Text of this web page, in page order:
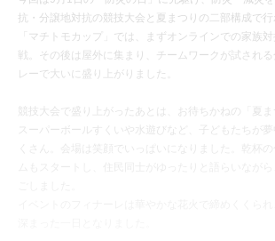
抗・分譲地対抗の競技大会と夏まつりの二部構成で行
「マチトモカップ」では、まずオンラインでの家族
戦。その後は屋外に集まり、チームワークが試され
レーで大いに盛り上がりました。
競技大会で盛り上がったあとは、お待ちかねの「夏ま
スーパーボールすくいや水遊びなど、子どもたちが夢
くさん。会場は笑顔でいっぱいになりました。乾杯の